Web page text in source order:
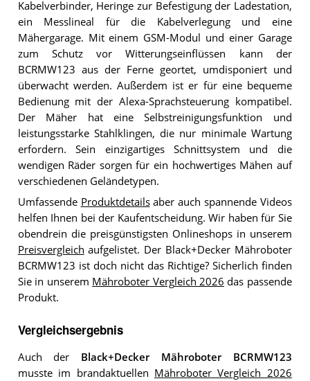
Kabelverbinder, Heringe zur Befestigung der Ladestation,
ein Messlineal für die Kabelverlegung und eine
Mähergarage. Mit einem GSM-Modul und einer Garage
zum Schutz vor Witterungseinflüssen kann der
BCRMW123 aus der Ferne geortet, umdisponiert und
überwacht werden. Außerdem ist er für eine bequeme
Bedienung mit der Alexa-Sprachsteuerung kompatibel.
Der Mäher hat eine Selbstreinigungsfunktion und
leistungsstarke Stahlklingen, die nur minimale Wartung
erfordern. Sein einzigartiges Schnittsystem und die
wendigen Räder sorgen für ein hochwertiges Mähen auf
verschiedenen Geländetypen.
Umfassende Produktdetailsaber auch spannende Videos
helfen Ihnen bei der Kaufentscheidung. Wir haben für Sie
obendrein die preisgünstigsten Onlineshops in unserem
Preisvergleich aufgelistet. Der Black+Decker Mähroboter
BCRMW123 ist doch nicht das Richtige? Sicherlich finden
Sie in unserem Mähroboter Vergleich 2026 das passende
Produkt.
Vergleichsergebnis
Auch der Black+Decker Mähroboter BCRMW123
musste im brandaktuellen Mähroboter Vergleich 2026